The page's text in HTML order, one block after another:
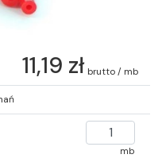
11,19 zł brutto / mb
mb